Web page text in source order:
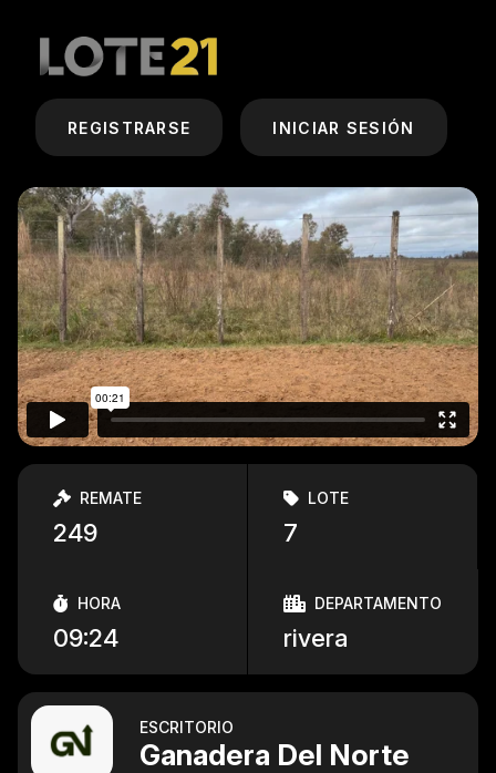
REGISTRARSE INICIAR SESIÓN
REMATE
249
LOTE
7
HORA
09:24
DEPARTAMENTO
rivera
ESCRITORIO
Ganadera Del Norte